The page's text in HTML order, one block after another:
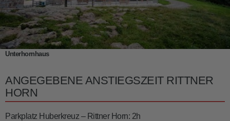
Unterhornhaus
ANGEGEBENE ANSTIEGSZEIT RITTNER
HORN
Parkplatz Huberkreuz – Rittner Horn: 2h